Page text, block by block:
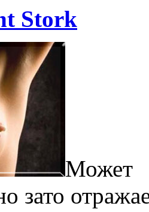
Stork
Может
зато